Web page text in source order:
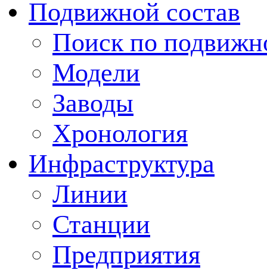
Подвижной состав
Поиск по
Модели
Заводы
Хронология
Инфраструктура
Линии
Станции
Предприятия